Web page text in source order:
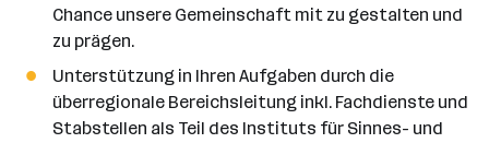
Chance unsere Gemeinschaft mit zu gestalten und
zu prägen.
Unterstützung in Ihren Aufgaben durch die
überregionale Bereichsleitung inkl. Fachdienste und
Stabstellen als Teil des Instituts für Sinnes- und